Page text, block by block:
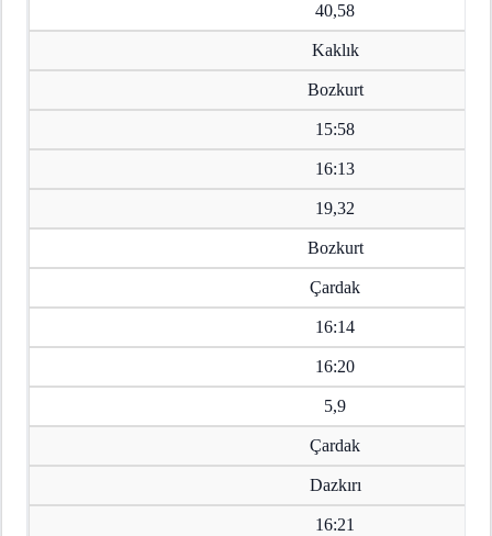
40,58
Kaklık
Bozkurt
15:58
16:13
19,32
Bozkurt
Çardak
16:14
16:20
5,9
Çardak
Dazkırı
16:21